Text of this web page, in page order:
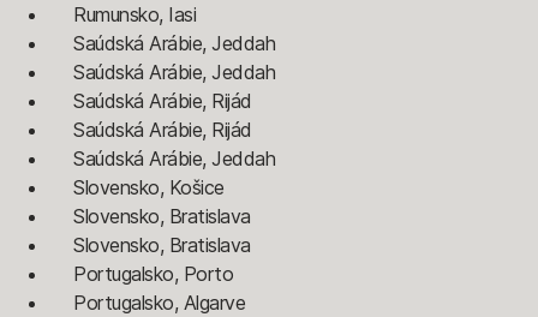
Rumunsko, Iasi
Saúdská Arábie, Jeddah
Saúdská Arábie, Jeddah
Saúdská Arábie, Rijád
Saúdská Arábie, Rijád
Saúdská Arábie, Jeddah
Slovensko, Košice
Slovensko, Bratislava
Slovensko, Bratislava
Portugalsko, Porto
Portugalsko, Algarve